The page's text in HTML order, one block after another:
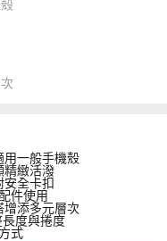
用一般手機殼
精緻活潑
安全卡扣
件使用
增添多元層次
長度與捲度
式